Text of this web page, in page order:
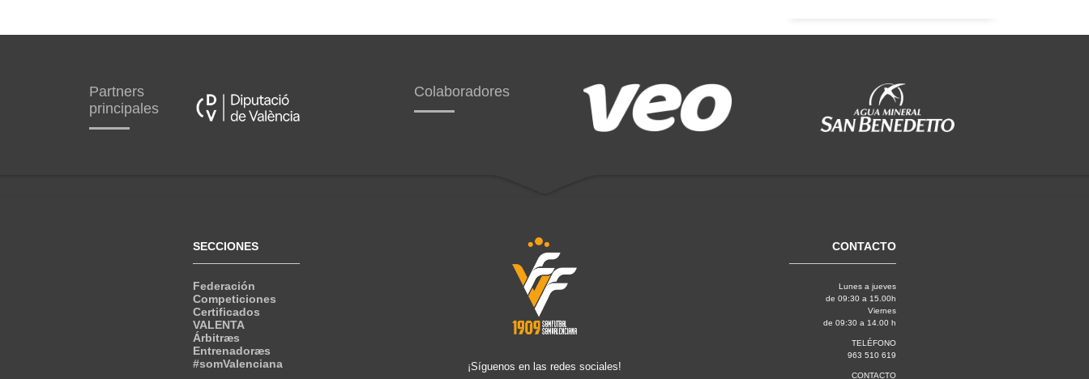
Partners
principales
Colaboradores
SECCIONES
Federación
Competiciones
Certificados
VALENTA
Árbitræs
Entrenadoræs
#somValenciana
¡Síguenos en las redes sociales!
CONTACTO
Lunes a jueves
de 09:30 a 15.00h
Viernes
de 09:30 a 14.00 h
TELÉFONO
963 510 619
CONTACTO